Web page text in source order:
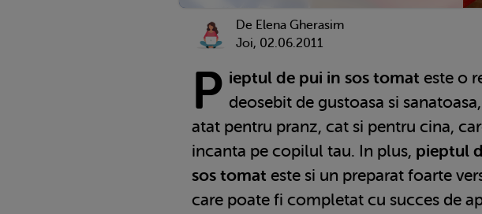
De Elena Gherasim
Joi, 02.06.2011
P ieptul de pui in sos tomat este o
deosebit de gustoasa si
atat pentru pranz, cat si pentru cina,
incanta pe copilul tau. In plus, pieptul
sos tomat este si un preparat foarte
care poate fi completat cu succes de